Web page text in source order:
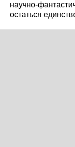
остаться